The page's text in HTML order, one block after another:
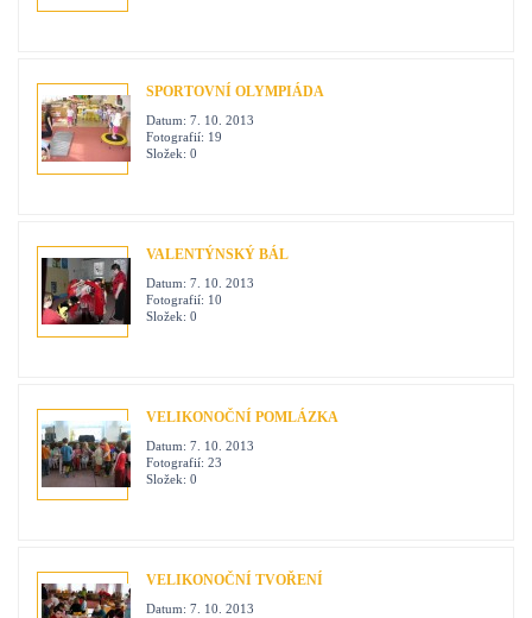
SPORTOVNÍ OLYMPIÁDA
Datum: 7. 10. 2013
Fotografií: 19
Složek: 0
VALENTÝNSKÝ BÁL
Datum: 7. 10. 2013
Fotografií: 10
Složek: 0
VELIKONOČNÍ POMLÁZKA
Datum: 7. 10. 2013
Fotografií: 23
Složek: 0
VELIKONOČNÍ TVOŘENÍ
Datum: 7. 10. 2013